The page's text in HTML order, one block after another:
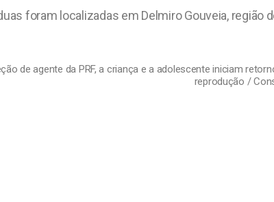
foram localizadas em Delmiro Gouveia, região
de agente da PRF, a criança e a adolescente iniciam
reprodução /